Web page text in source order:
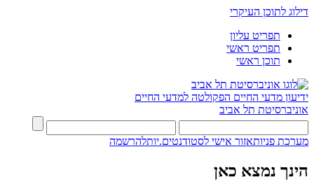
דילוג לתוכן העיקרי
תפריט עליון
תפריט ראשי
תוכן ראשי
ידיעון מדעי החיים הפקולטה למדעי החיים
אוניברסיטת תל אביב
מערכת פניותאזור אישי לסטודנטים.יותלהרשמה
הינך נמצא כאן